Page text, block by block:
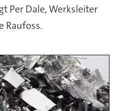
Per Dale, Werksleiter
Raufoss.